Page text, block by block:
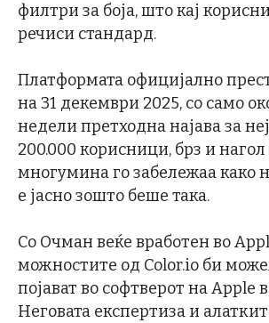
филтри за боја, што кај
речиси стандард.
Платформата официјално
на 31 декември 2025, со само
недели претходна најава за
200.000 корисници, брз и
многумина го забележаа како
е јасно зошто беше така.
Со Очман веќе вработен во
можностите од Color.io би
појават во софтверот на Apple
Неговата експертиза и